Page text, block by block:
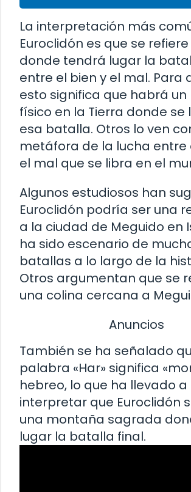
La interpretación más
Euroclidón es que se
donde tendrá lugar la
entre el bien y el mal. Para
esto significa que habrá un
físico en la Tierra donde se
esa batalla. Otros lo ven
metáfora de la lucha entre
el mal que se libra en el
Algunos estudiosos han
Euroclidón podría ser una
a la ciudad de Meguido en
ha sido escenario de
batallas a lo largo de la
Otros argumentan que se
una colina cercana a
Anuncios
También se ha señalado
palabra «Har» significa
hebreo, lo que ha llevado
interpretar que Euroclidón
una montaña sagrada
lugar la batalla final.